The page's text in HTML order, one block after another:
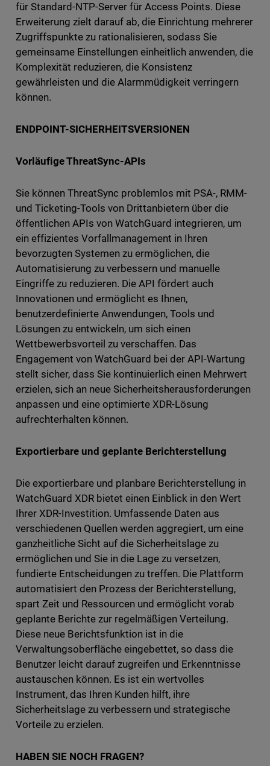
für Standard-NTP-Server für Access Points. Diese
Erweiterung zielt darauf ab, die Einrichtung mehrerer
Zugriffspunkte zu rationalisieren, sodass Sie
gemeinsame Einstellungen einheitlich anwenden, die
Komplexität reduzieren, die Konsistenz
gewährleisten und die Alarmmüdigkeit verringern
können.
ENDPOINT-SICHERHEITSVERSIONEN
Vorläufige ThreatSync-APIs
Sie können ThreatSync problemlos mit PSA-, RMM-
und Ticketing-Tools von Drittanbietern über die
öffentlichen APIs von WatchGuard integrieren, um
ein effizientes Vorfallmanagement in Ihren
bevorzugten Systemen zu ermöglichen, die
Automatisierung zu verbessern und manuelle
Eingriffe zu reduzieren. Die API fördert auch
Innovationen und ermöglicht es Ihnen,
benutzerdefinierte Anwendungen, Tools und
Lösungen zu entwickeln, um sich einen
Wettbewerbsvorteil zu verschaffen. Das
Engagement von WatchGuard bei der API-Wartung
stellt sicher, dass Sie kontinuierlich einen Mehrwert
erzielen, sich an neue Sicherheitsherausforderungen
anpassen und eine optimierte XDR-Lösung
aufrechterhalten können.
Exportierbare und geplante Berichterstellung
Die exportierbare und planbare Berichterstellung in
WatchGuard XDR bietet einen Einblick in den Wert
Ihrer XDR-Investition. Umfassende Daten aus
verschiedenen Quellen werden aggregiert, um eine
ganzheitliche Sicht auf die Sicherheitslage zu
ermöglichen und Sie in die Lage zu versetzen,
fundierte Entscheidungen zu treffen. Die Plattform
automatisiert den Prozess der Berichterstellung,
spart Zeit und Ressourcen und ermöglicht vorab
geplante Berichte zur regelmäßigen Verteilung.
Diese neue Berichtsfunktion ist in die
Verwaltungsoberfläche eingebettet, so dass die
Benutzer leicht darauf zugreifen und Erkenntnisse
austauschen können. Es ist ein wertvolles
Instrument, das Ihren Kunden hilft, ihre
Sicherheitslage zu verbessern und strategische
Vorteile zu erzielen.
HABEN SIE NOCH FRAGEN?